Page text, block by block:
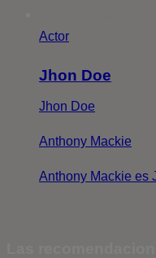
Actor
Jhon Doe
Jhon Doe
Anthony Mackie
Anthony Mackie es